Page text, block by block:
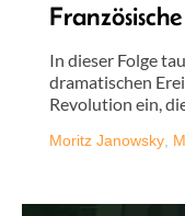
In dieser Folge
dramatischen
Revolution ein,
Moritz Janowsky